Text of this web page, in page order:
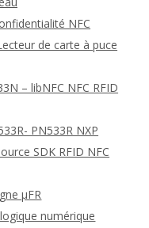
NFC
de carte à puce
– libNFC NFC RFID
PN533R NXP
SDK RFID NFC
μFR
numérique